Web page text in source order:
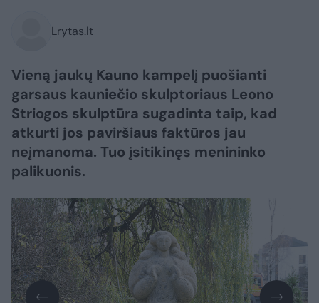
Lrytas.lt
Vieną jaukų Kauno kampelį puošianti
garsaus kauniečio skulptoriaus Leono
Striogos skulptūra sugadinta taip, kad
atkurti jos paviršiaus faktūros jau
neįmanoma. Tuo įsitikinęs menininko
palikuonis.